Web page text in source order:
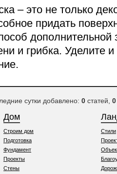
– это не только
придать
дополнительной
и грибка. Уделите
сутки добавлено: 0 статей, 0
Дом
Строим дом
Подготовка
Фундамент
Проекты
Стены
Стили